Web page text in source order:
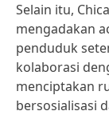
Selain itu,
mengadakan
penduduk
kolaborasi
menciptakan
bersosialisasi